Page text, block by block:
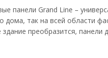
панели Grand Line –
дома, так на всей области
преобразится,